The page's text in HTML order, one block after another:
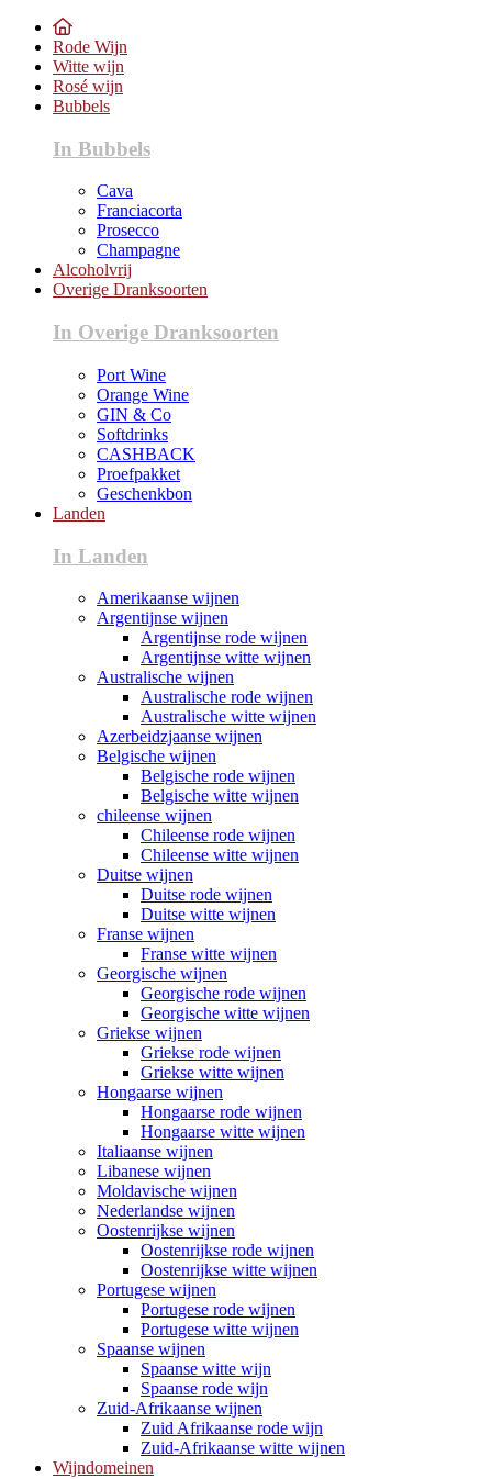
Rode Wijn
Witte wijn
Rosé wijn
Bubbels
In Bubbels
Cava
Franciacorta
Prosecco
Champagne
Alcoholvrij
Overige Dranksoorten
In Overige Dranksoorten
Port Wine
Orange Wine
GIN & Co
Softdrinks
CASHBACK
Proefpakket
Geschenkbon
Landen
In Landen
Amerikaanse wijnen
Argentijnse wijnen
Argentijnse rode wijnen
Argentijnse witte wijnen
Australische wijnen
Australische rode wijnen
Australische witte wijnen
Azerbeidzjaanse wijnen
Belgische wijnen
Belgische rode wijnen
Belgische witte wijnen
chileense wijnen
Chileense rode wijnen
Chileense witte wijnen
Duitse wijnen
Duitse rode wijnen
Duitse witte wijnen
Franse wijnen
Franse witte wijnen
Georgische wijnen
Georgische rode wijnen
Georgische witte wijnen
Griekse wijnen
Griekse rode wijnen
Griekse witte wijnen
Hongaarse wijnen
Hongaarse rode wijnen
Hongaarse witte wijnen
Italiaanse wijnen
Libanese wijnen
Moldavische wijnen
Nederlandse wijnen
Oostenrijkse wijnen
Oostenrijkse rode wijnen
Oostenrijkse witte wijnen
Portugese wijnen
Portugese rode wijnen
Portugese witte wijnen
Spaanse wijnen
Spaanse witte wijn
Spaanse rode wijn
Zuid-Afrikaanse wijnen
Zuid Afrikaanse rode wijn
Zuid-Afrikaanse witte wijnen
Wijndomeinen